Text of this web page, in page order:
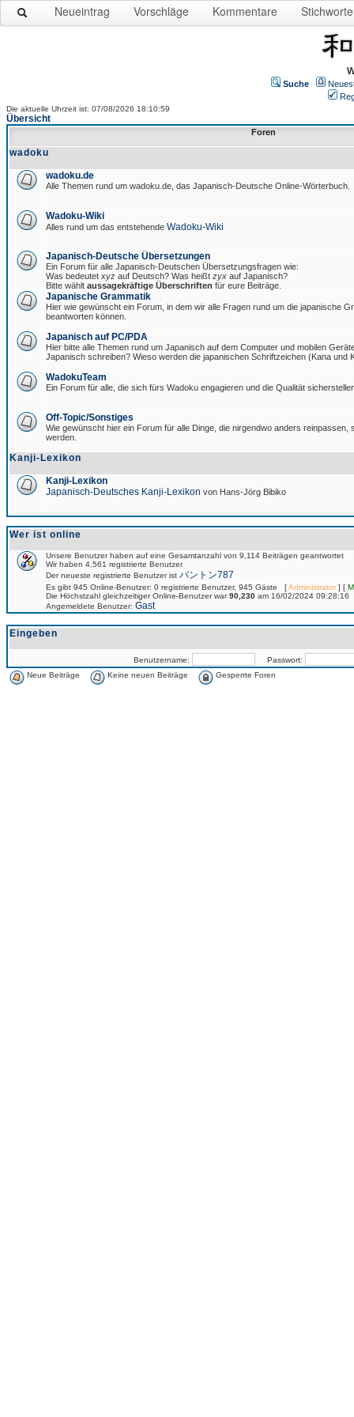
Neueintrag Vorschläge Kommentare Stichworte
Suche
Die aktuelle Uhrzeit ist: 07/08/2026 18:10:59
Übersicht
Foren
wadoku
wadoku.de
Alle Themen rund um wadoku.de, das Japanisch-Deutsche Online-Wörterbuch.
Wadoku-Wiki
Alles rund um das entstehende Wadoku-Wiki
Japanisch-Deutsche Übersetzungen
Ein Forum für alle Japanisch-Deutschen Übersetzungsfragen wie:
Was bedeutet xyz auf Deutsch? Was heißt zyx auf Japanisch?
Bitte wählt aussagekräftige Überschriften für eure Beiträge.
Japanische Grammatik
Hier wie gewünscht ein Forum, in dem wir alle Fragen rund um die japanische
beantworten können.
Japanisch auf PC/PDA
Hier bitte alle Themen rund um Japanisch auf dem Computer und mobilen
Japanisch schreiben? Wieso werden die japanischen Schriftzeichen (Kana und
WadokuTeam
Ein Forum für alle, die sich fürs Wadoku engagieren und die Qualität
Off-Topic/Sonstiges
Wie gewünscht hier ein Forum für alle Dinge, die nirgendwo anders reinpassen,
werden.
Kanji-Lexikon
Kanji-Lexikon
Japanisch-Deutsches Kanji-Lexikon von Hans-Jörg Bibiko
Wer ist online
Unsere Benutzer haben auf eine Gesamtanzahl von 9,114 Beiträgen geantwortet
Wir haben 4,561 registrierte Benutzer
Der neueste registrierte Benutzer ist パントン787
Es gibt 945 Online-Benutzer: 0 registrierte Benutzer, 945 Gäste [Administrator] [
Die Höchstzahl gleichzeitiger Online-Benutzer war90,230 am 16/02/2024 09:28:16
Angemeldete Benutzer: Gast
Eingeben
Benutzername:
Passwort:
Neue Beiträge
Keine neuen Beiträge Gesperrte Foren